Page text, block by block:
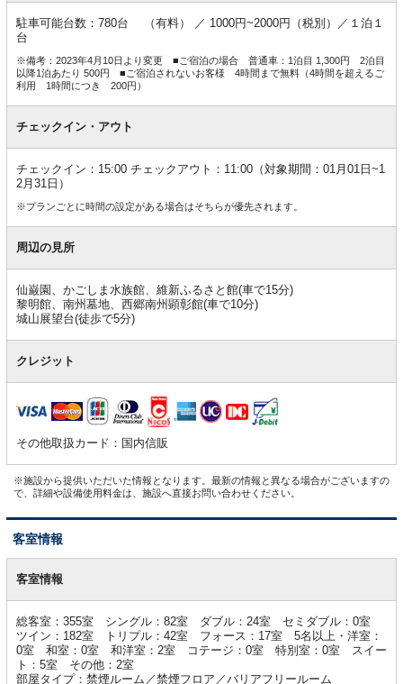
駐車可能台数：780台 （有料） ／ 1000円~2000円（税別）／１泊１
台
※備考：2023年4月10日より変更 ■ご宿泊の場合 普通車：1泊目 1,300円 2泊目
以降1泊あたり 500円 ■ご宿泊されないお客様 4時間まで無料（4時間を超えるご
利用 1時間につき 200円）
チェックイン・アウト
チェックイン：15:00 チェックアウト：11:00（対象期間：01月01日~1
2月31日）
※プランごとに時間の設定がある場合はそちらが優先されます。
周辺の見所
仙巌園、かごしま水族館、維新ふるさと館(車で15分)
黎明館、南州墓地、西郷南州顕彰館(車で10分)
城山展望台(徒歩で5分)
クレジット
その他取扱カード：国内信販
※施設から提供いただいた情報となります。最新の情報と異なる場合がございますの
で、詳細や設備使用料金は、施設へ直接お問い合わせください。
客室情報
室客室情報
総客室：355室 シングル：82室 ダブル：24室 セミダブル：0室
ツイン：182室 トリプル：42室 フォース：17室 5名以上・洋室：
0室 和室：0室 和洋室：2室 コテージ：0室 特別室：0室 スイー
ト：5室 その他：2室
部屋タイプ：禁煙ルーム／禁煙フロア／バリアフリールーム